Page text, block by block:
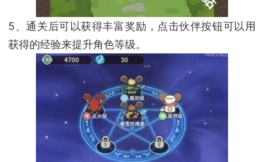
5、通关后可以获得丰富奖励，点击伙伴按钮可以用
获得的经验来提升角色等级。